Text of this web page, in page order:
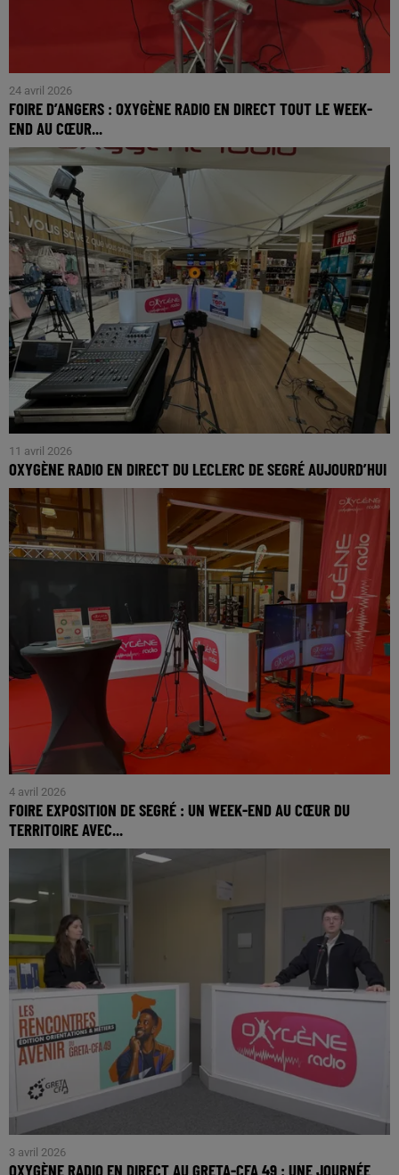
24 avril 2026
FOIRE D’ANGERS : OXYGÈNE RADIO EN DIRECT TOUT LE WEEK-
END AU CŒUR...
Véritable institution locale, la Foire d’Angers s’impose une
nouvelle fois comme le rendez-vous incontournable du
territoire. Considérée comme la plus grande...
11 avril 2026
OXYGÈNE RADIO EN DIRECT DU LECLERC DE SEGRÉ AUJOURD’HUI
Ce samedi, Oxygène Radio est en direct du Leclerc de Segré
pour une émission spéciale au cœur de votre territoire à
l'occasion de la 4è place nationale du...
4 avril 2026
FOIRE EXPOSITION DE SEGRÉ : UN WEEK-END AU CŒUR DU
TERRITOIRE AVEC...
La Foire Exposition de Segré s’impose une nouvelle fois
long du week-end, visiteurs, exposants et...
3 avril 2026
OXYGÈNE RADIO EN DIRECT AU GRETA-CFA 49 : UNE JOURNÉE